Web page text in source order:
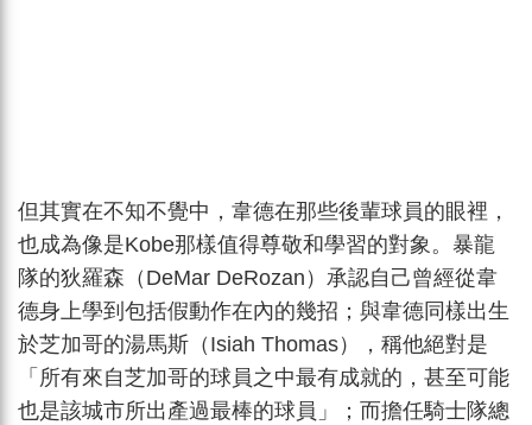
但其實在不知不覺中，韋德在那些後輩球員的眼裡，
也成為像是Kobe那樣值得尊敬和學習的對象。暴龍
隊的狄羅森（DeMar DeRozan）承認自己曾經從韋
德身上學到包括假動作在內的幾招；與韋德同樣出生
於芝加哥的湯馬斯（Isiah Thomas），稱他絕對是
「所有來自芝加哥的球員之中最有成就的，甚至可能
也是該城市所出產過最棒的球員」；而擔任騎士隊總